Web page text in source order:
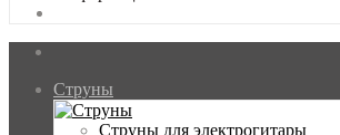
Струны
Струны для электрогитары
Главная